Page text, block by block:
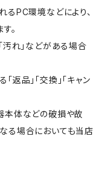
PC環境などにより、
。
汚れ」などがある場合
品」「交換」「キャン
本体などの破損や故
る場合においても当店